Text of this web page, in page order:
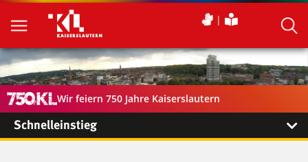
Wir feiern 750 Jahre Kaiserslautern
Schnelleinstieg